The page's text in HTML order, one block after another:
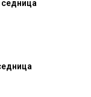
седница